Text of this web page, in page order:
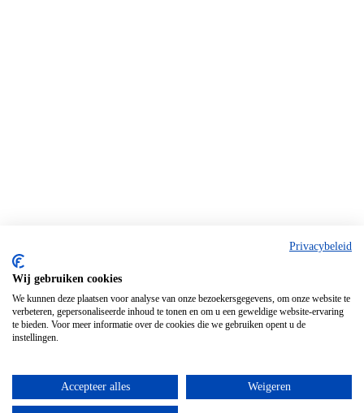
Privacybeleid
Wij gebruiken cookies
We kunnen deze plaatsen voor analyse van onze bezoekersgegevens, om onze website te
verbeteren, gepersonaliseerde inhoud te tonen en om u een geweldige website-ervaring
te bieden. Voor meer informatie over de cookies die we gebruiken opent u de
instellingen.
Accepteer alles Weigeren